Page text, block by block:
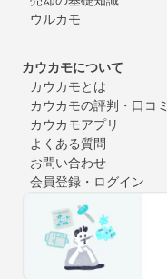
ウルカモ
カウカモについて
カウカモとは
カウカモの評判・口コミ
カウカモアプリ
よくある質問
お問い合わせ
会員登録・ログイン